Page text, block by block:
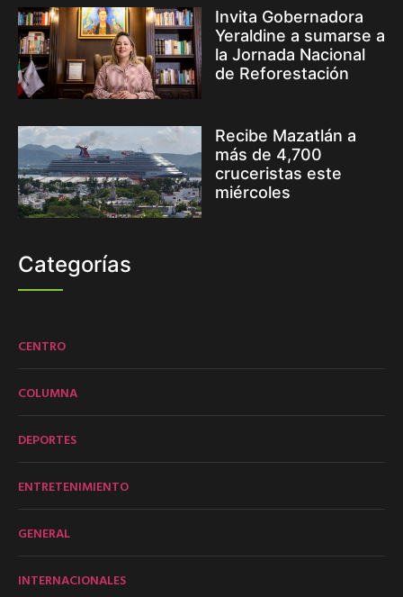
Invita Gobernadora
Yeraldine a sumarse a
la Jornada Nacional
de Reforestación
Recibe Mazatlán a
más de 4,700
cruceristas este
miércoles
Categorías
CENTRO
COLUMNA
DEPORTES
ENTRETENIMIENTO
GENERAL
INTERNACIONALES